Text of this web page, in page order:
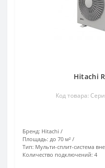
Hitachi
Код товара:
Бренд: Hitachi
Площадь: до 70 м²
Тип: Мульти-сплит-система
Количество подключений: 4